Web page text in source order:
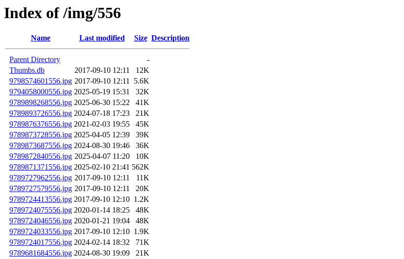
Index of /img/556
Name Last modified Size Description
Parent Directory
-
Thumbs.db
2017-09-10 12:11
12K
9798574601556.jpg 2017-09-10 12:11 5.6K
9794058000556.jpg 2025-05-19 15:31
32K
9789898268556.jpg 2025-06-30 15:22
41K
9789893726556.jpg 2024-07-18 17:23
21K
9789876376556.jpg 2021-02-03 19:55
45K
9789873728556.jpg 2025-04-05 12:39
39K
9789873687556.jpg 2024-08-30 19:46
36K
9789872840556.jpg 2025-04-07 11:20
10K
9789871371556.jpg 2025-02-10 21:41 562K
9789727962556.jpg 2017-09-10 12:11
11K
9789727579556.jpg 2017-09-10 12:11
20K
9789724413556.jpg 2017-09-10 12:10 1.2K
9789724075556.jpg 2020-01-14 18:25
48K
9789724046556.jpg 2020-01-21 19:04
48K
9789724033556.jpg 2017-09-10 12:10 1.9K
9789724017556.jpg 2024-02-14 18:32
71K
9789681684556.jpg 2024-08-30 19:09
21K